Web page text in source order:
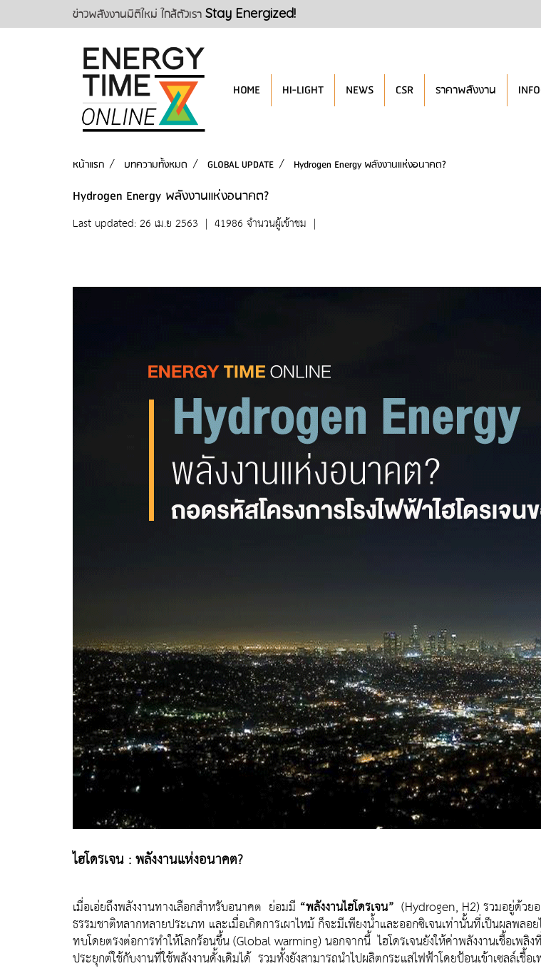
ข่าวพลังงานมิติใหม่ ใกล้ตัวเรา Stay Energized!
HOME HI-LIGHT NEWS CSR ราคาพลังงาน
หน้าแรก บทความทั้งหมด GLOBAL UPDATE Hydrogen Energy พลังงานแห่งอนาคต?
Hydrogen Energy พลังงานแห่งอนาคต?
Last updated: 26 เม.ย 2563 | 41986 จำนวนผู้เข้าชม |
ไฮโดรเจน :พลังงานแห่งอนาคต?
เมื่อเอ่ยถึงพลังงานทางเลือกสำหรับอนาคต ย่อมมี “พลังงานไฮโดรเจน” (Hydrogen, H2) รวมอยู่ด้วย
ธรรมชาติหลากหลายประเภท และเมื่อเกิดการเผาไหม้ ก็จะมีเพียงน้ำและออกซิเจนเท่านั้นที่เป็นผลพล
ทบโดยตรงต่อการทำให้โลกร้อนขึ้น (Global warming) นอกจากนี้ ไฮโดรเจนยังให้ค่าพลังงานเชื้อเพ
ประยุกต์ใช้กับงานที่ใช้พลังงานดั้งเดิมได้ รวมทั้งยังสามารถนำไปผลิตกระแสไฟฟ้าโดยป้อนเข้าเซลล์เชื้